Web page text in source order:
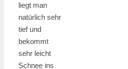
liegt man
natürlich sehr
tief und
bekommt
sehr leicht
Schnee ins